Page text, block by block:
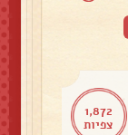
1,872
צפיות